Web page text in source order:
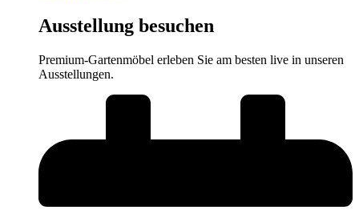
Ausstellung besuchen
Premium-Gartenmöbel erleben Sie am besten live in unseren
Ausstellungen.